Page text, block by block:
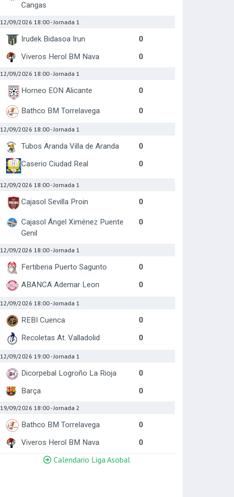
Cangas
12/09/2026 18:00- Jornada 1
Irudek Bidasoa Irun
0
Viveros Herol BM Nava
0
12/09/2026 18:00- Jornada 1
Horneo EON Alicante 0
Bathco BM Torrelavega 0
12/09/2026 18:00- Jornada 1
Tubos Aranda Villa de Aranda
0
Caserio Ciudad Real
0
12/09/2026 18:00- Jornada 1
Cajasol Sevilla Proin 0
Cajasol Ángel Ximénez Puente
Genil
0
12/09/2026 18:00- Jornada 1
Fertiberia Puerto Sagunto
0
ABANCA Ademar Leon
0
12/09/2026 18:00- Jornada 1
REBI Cuenca
0
Recoletas At. Valladolid
0
12/09/2026 19:00- Jornada 1
Dicorpebal Logroño La Rioja
0
Barça
0
19/09/2026 18:00- Jornada 2
Bathco BM Torrelavega
0
Viveros Herol BM Nava
0
Calendario Liga Asobal